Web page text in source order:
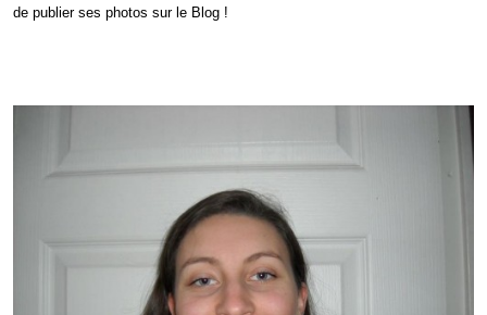
de publier ses photos sur le Blog !